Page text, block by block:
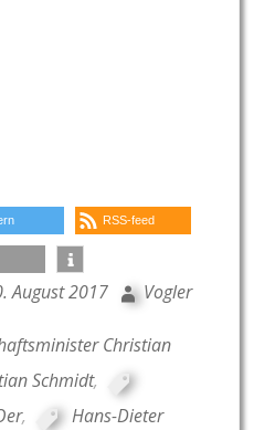
RSS-feed
August 2017 Vogler
Christian
Schmidt,
,
Hans-Dieter